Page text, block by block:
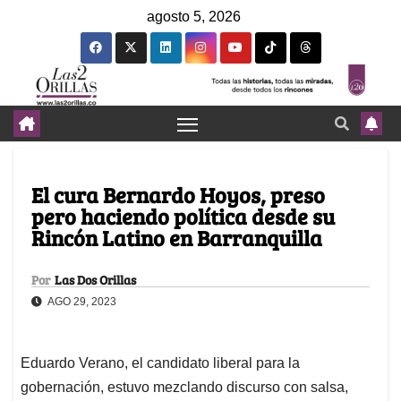
agosto 5, 2026
El cura Bernardo Hoyos, preso
pero haciendo política desde su
Rincón Latino en Barranquilla
Por Las Dos Orillas
AGO 29, 2023
Eduardo Verano, el candidato liberal para la
gobernación, estuvo mezclando discurso con salsa,